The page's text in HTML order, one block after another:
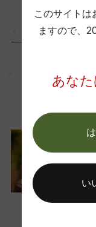
海外ワイン専門誌評価
Wine Advocate 獲
こ
このサイトは
ますので、
あな
い